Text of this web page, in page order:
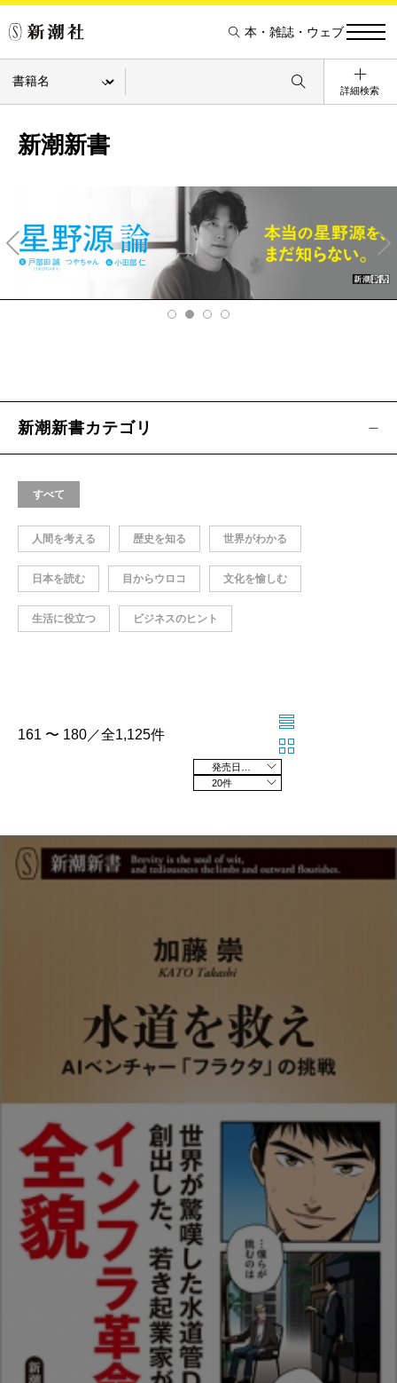
本・雑誌・ウェブ
詳細検索
新潮新書
v
Ne
xt
新潮新書カテゴリ
すべて
人間を考える 歴史を知る 世界がわかる
日本を読む 目からウロコ 文化を愉しむ
生活に役立つ ビジネスのヒント
161 〜 180／全1,125件
20件